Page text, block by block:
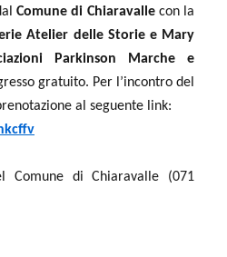
Comune di Chiaravallecon la
Atelier delle Storie e Mary
Parkinson Marche e
gratuito. Per l’incontro del
al seguente link:
Comune di Chiaravalle (071